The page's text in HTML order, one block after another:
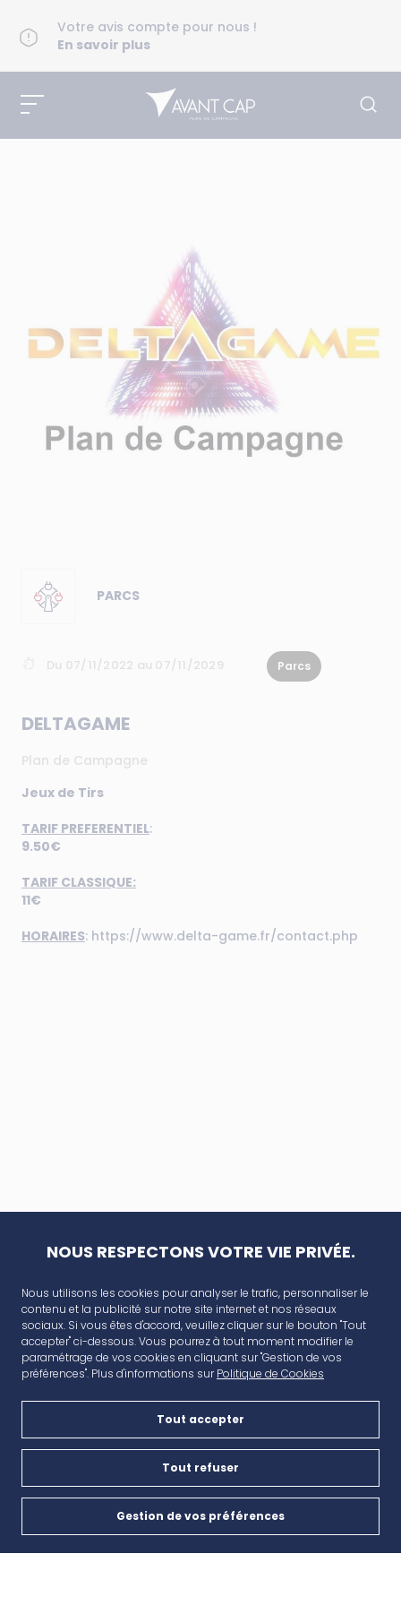
Votre avis compte pour nous !
En savoir plus
PARCS
Du 07/11/2022 au 07/11/2029 Parcs
DELTAGAME
Plan de Campagne
Jeux de Tirs
TARIF PREFERENTIEL:
9.50€
TARIF CLASSIQUE:
11€
HORAIRES: https://www.delta-game.fr/contact.php
AVANT CAP
Plan de campagne, CD6, 13480 Cabriès
Nous contacter
04 42 46 65 35
NOUS RESPECTONS VOTRE VIE PRIVÉE.
Nous utilisons les cookies pour analyser le trafic, personnaliser le
contenu et la publicité sur notre site internet et nos réseaux
sociaux. Si vous êtes d'accord, veuillez cliquer sur le bouton "Tout
accepter" ci-dessous. Vous pourrez à tout moment modifier le
paramétrage de vos cookies en cliquant sur "Gestion de vos
préférences". Plus d'informations surPolitique de Cookies
Tout accepter
Tout refuser
Gestion de vos préférences